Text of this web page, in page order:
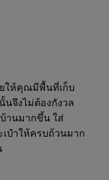
ให้คุณมีพื้นที่เก็บ
จึงไม่ต้องกังวล
านมากขึ้น ใส่
ป๋าให้ครบถ้วนมาก